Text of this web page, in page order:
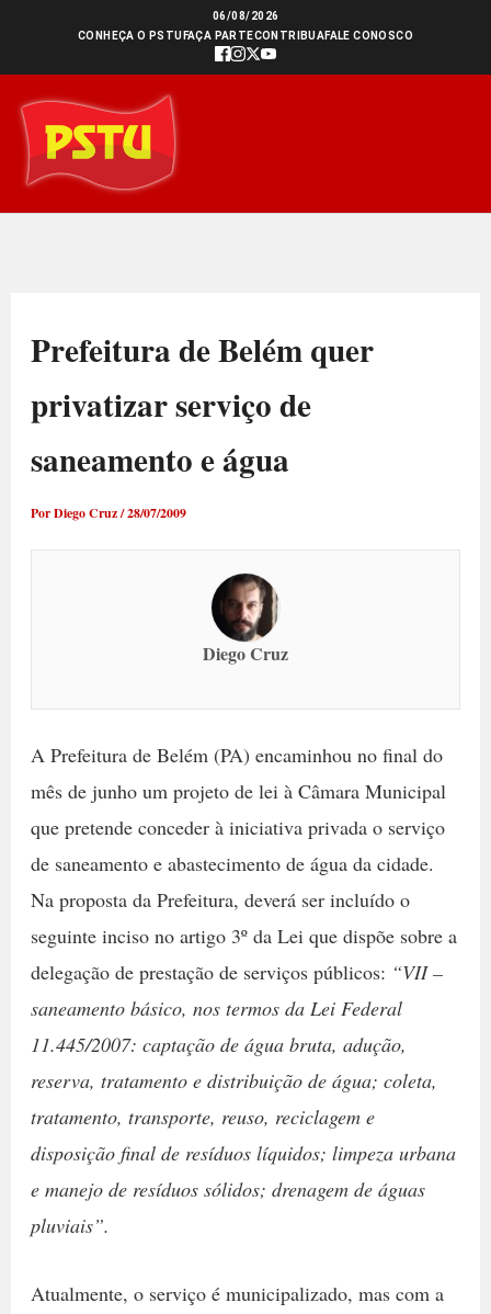
conteúdo
06/08/2026
CONHEÇA O PSTU FAÇA PARTECONTRIBUAFALE CONOSCO
Prefeitura de Belém quer
privatizar serviço de
saneamento e água
PorDiego Cruz/28/07/2009
Diego Cruz
A Prefeitura de Belém (PA) encaminhou no final do
mês de junho um projeto de lei à Câmara Municipal
que pretende conceder à iniciativa privada o serviço
de saneamento e abastecimento de água da cidade.
Na proposta da Prefeitura, deverá ser incluído o
seguinte inciso no artigo 3º da Lei que dispõe sobre a
delegação de prestação de serviços públicos: “VII –
saneamento básico, nos termos da Lei Federal
11.445/2007: captação de água bruta, adução,
reserva, tratamento e distribuição de água; coleta,
tratamento, transporte, reuso, reciclagem e
disposição final de resíduos líquidos; limpeza urbana
e manejo de resíduos sólidos; drenagem de águas
pluviais”.
Atualmente, o serviço é municipalizado, mas com a